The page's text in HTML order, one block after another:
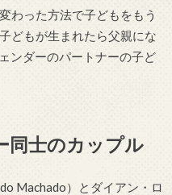
わった方法で子どもをもう
どもが生まれたら父親にな
ンダーのパートナーの子ど
同士のカップル
Machado）とダイアン・ロ